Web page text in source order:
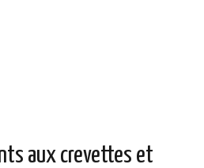
aux crevettes et